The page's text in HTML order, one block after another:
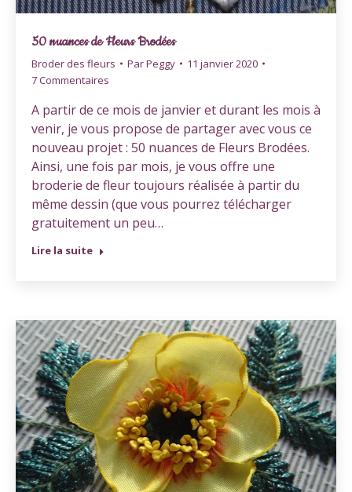
50 nuances de Fleurs Brodées
Broder des fleurs ParPeggy
11 janvier 2020
7 Commentaires
A partir de ce mois de janvier et durant les mois à
venir, je vous propose de partager avec vous ce
nouveau projet : 50 nuances de Fleurs Brodées.
Ainsi, une fois par mois, je vous offre une
broderie de fleur toujours réalisée à partir du
même dessin (que vous pourrez télécharger
gratuitement un peu…
Lire la suite